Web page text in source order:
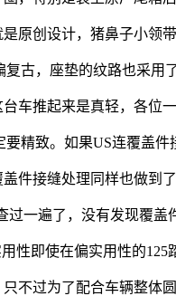
创设计，猪鼻子小领
，座垫的纹路也采用
推起来是真轻，各位
致。如果US连覆盖件
接缝处理同样也做到了
遍了，没有发现覆盖
即使在偏实用性的125
过为了配合车辆整体